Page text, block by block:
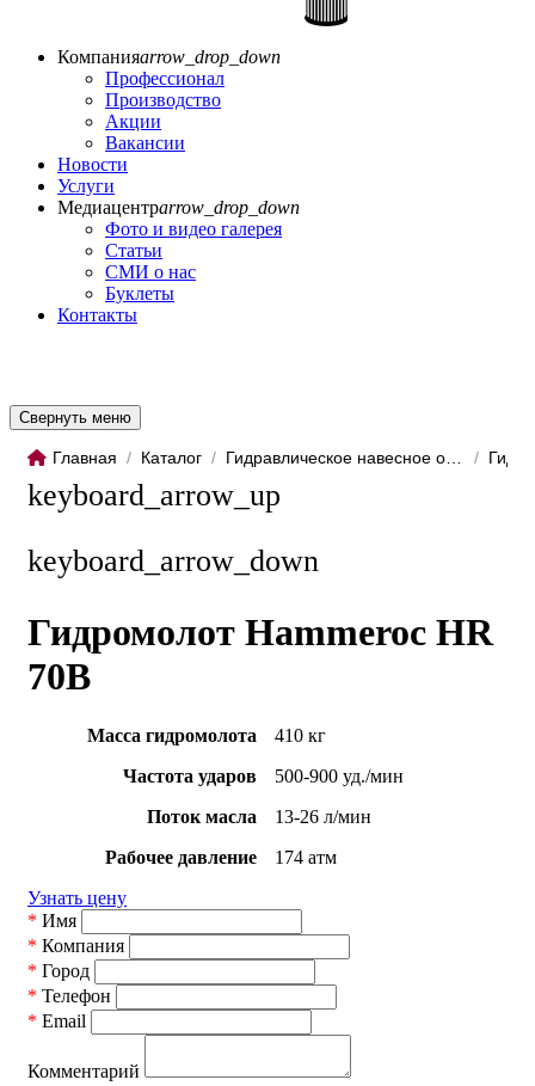
Компанияarrow_drop_down
Профессионал
Производство
Акции
Вакансии
Новости
Услуги
Медиацентрarrow_drop_down
Фото и видео галерея
Статьи
СМИ о нас
Буклеты
Контакты
Свернуть меню
Главная / Каталог / /
keyboard_arrow_up
keyboard_arrow_down
Гидромолот Hammeroc HR
70B
Масса гидромолота
410 кг
Частота ударов
500-900 уд./мин
Поток масла
13-26 л/мин
Рабочее давление
174 атм
Узнать цену
* Имя
* Компания
* Город
* Телефон
* Email
Комментарий